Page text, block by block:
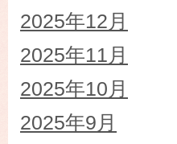
2025年12月
2025年11月
2025年10月
2025年9月